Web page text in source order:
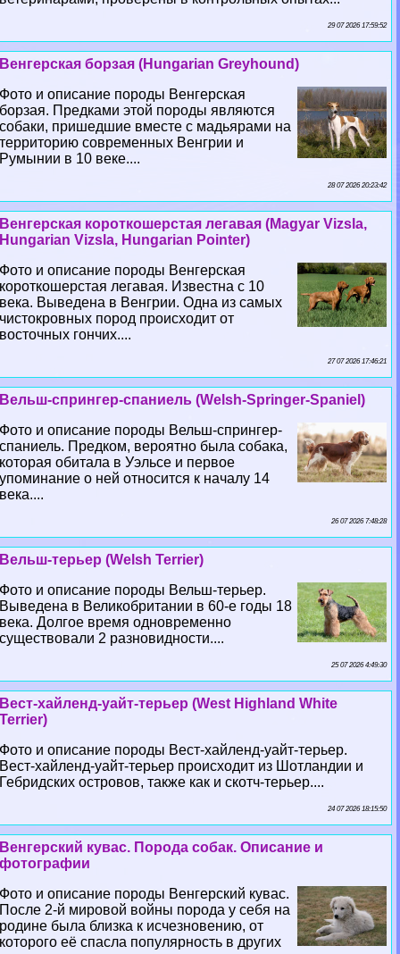
29 07 2026 17:59:52
Венгерская борзая (Hungarian Greyhound)
Фото и описание породы Венгерская
борзая. Предками этой породы являются
собаки, пришедшие вместе с мадьярами на
территорию современных Венгрии и
Румынии в 10 веке....
28 07 2026 20:23:42
Венгерская короткошерстая легавая (Magyar Vizsla,
Hungarian Vizsla, Hungarian Pointer)
Фото и описание породы Венгерская
короткошерстая легавая. Известна с 10
века. Выведена в Венгрии. Одна из самых
чистокровных пород происходит от
восточных гончих....
27 07 2026 17:46:21
Вельш-спрингер-спаниель (Welsh-Springer-Spaniel)
Фото и описание породы Вельш-спрингер-
спаниель. Предком, вероятно была собака,
которая обитала в Уэльсе и первое
упоминание о ней относится к началу 14
века....
26 07 2026 7:48:28
Вельш-терьер (Welsh Terrier)
Фото и описание породы Вельш-терьер.
Выведена в Великобритании в 60-е годы 18
века. Долгое время одновременно
существовали 2 разновидности....
25 07 2026 4:49:30
Вест-хайленд-уайт-терьер (West Highland White
Terrier)
Фото и описание породы Вест-хайленд-уайт-терьер.
Вест-хайленд-уайт-терьер происходит из Шотландии и
Гебридских островов, также как и скотч-терьер....
24 07 2026 18:15:50
Венгерский кувас. Порода собак. Описание и
фотографии
Фото и описание породы Венгерский кувас.
После 2-й мировой войны порода у себя на
родине была близка к исчезновению, от
которого её спасла популярность в других